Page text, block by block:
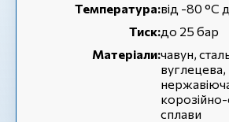
Температура:від -80 °C
Тиск:до 25 бар
Матеріали:чавун,
вуглецева,
корозійно-
сплави